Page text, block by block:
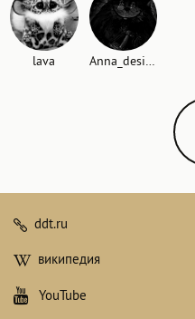
lava Anna_design
ddt.ru
википедия
YouTube